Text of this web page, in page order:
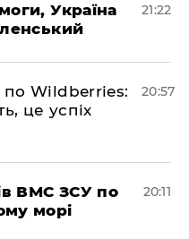
Україна
21:22
Wildberries:
це успіх
20:57
ВМС ЗСУ по
морі
20:11